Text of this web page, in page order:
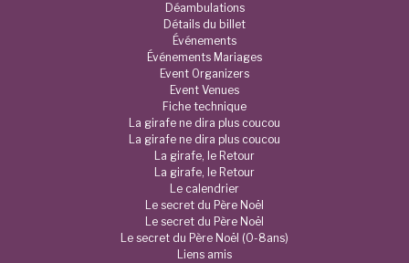
Déambulations
Détails du billet
Événements
Événements Mariages
Event Organizers
Event Venues
Fiche technique
La girafe ne dira plus coucou
La girafe ne dira plus coucou
La girafe, le Retour
La girafe, le Retour
Le calendrier
Le secret du Père Noël
Le secret du Père Noël
Le secret du Père Noël (0-8ans)
Liens amis